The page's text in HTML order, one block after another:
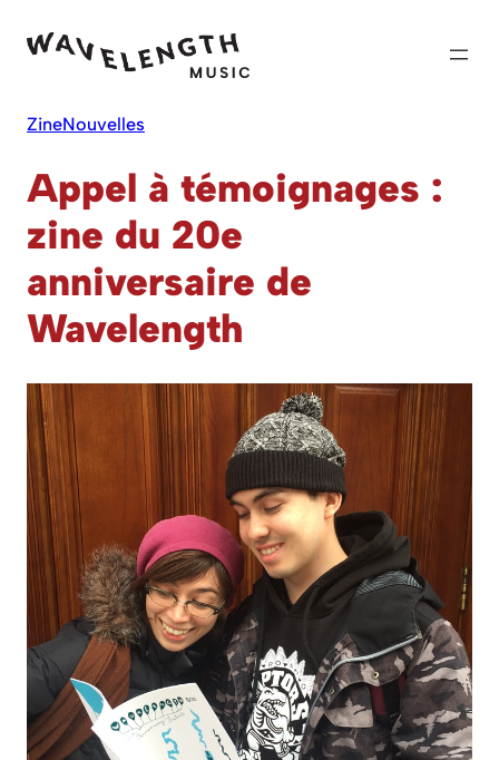
ZineNouvelles
Appel à témoignages :
zine du 20e
anniversaire de
Wavelength